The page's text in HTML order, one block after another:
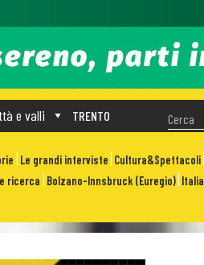
TRENTO
e valli
Le grandi interviste Cultura&Spettacoli
ricerca Bolzano-Innsbruck (Euregio) Italia